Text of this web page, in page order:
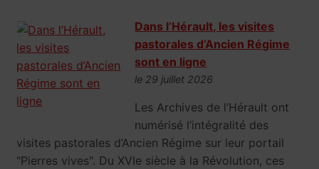
Dans l’Hérault, les visites
pastorales d’Ancien Régime
sont en ligne
le 29 juillet 2026
Les Archives de l’Hérault ont
numérisé l’intégralité des
visites pastorales d’Ancien Régime sur leur portail
"Pierres vives". Du XVIe siècle à la Révolution, ces